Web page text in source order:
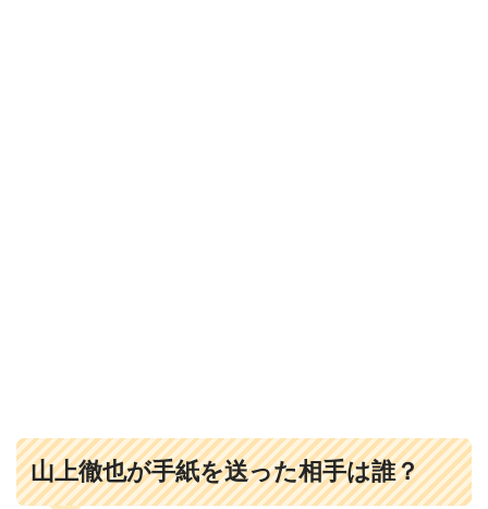
山上徹也が手紙を送った相手は誰？